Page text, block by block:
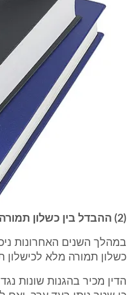
(2) ההבדל בין כשלון תמורה מלא לכישלון תמורה חלקי בלבד:
במהלך השנים האחרונות
כשלון תמורה מלא לכישלון
הדין מכיר בהגנות שונות